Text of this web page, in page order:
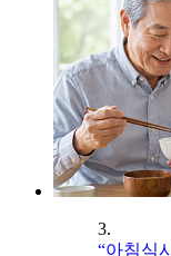
3.
“아침식